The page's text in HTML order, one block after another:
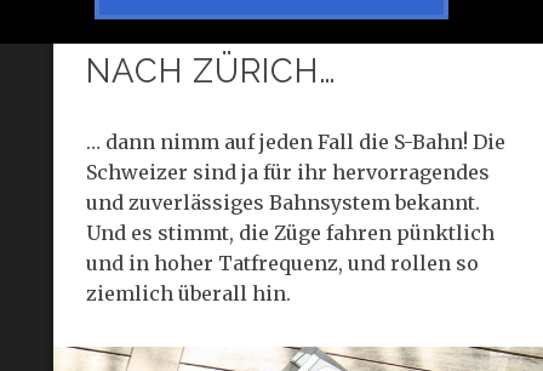
REISENDER, KOMMST DU
NACH ZÜRICH…
… dann nimm auf jeden Fall die S-Bahn! Die
Schweizer sind ja für ihr hervorragendes
und zuverlässiges Bahnsystem bekannt.
Und es stimmt, die Züge fahren pünktlich
und in hoher Tatfrequenz, und rollen so
ziemlich überall hin.